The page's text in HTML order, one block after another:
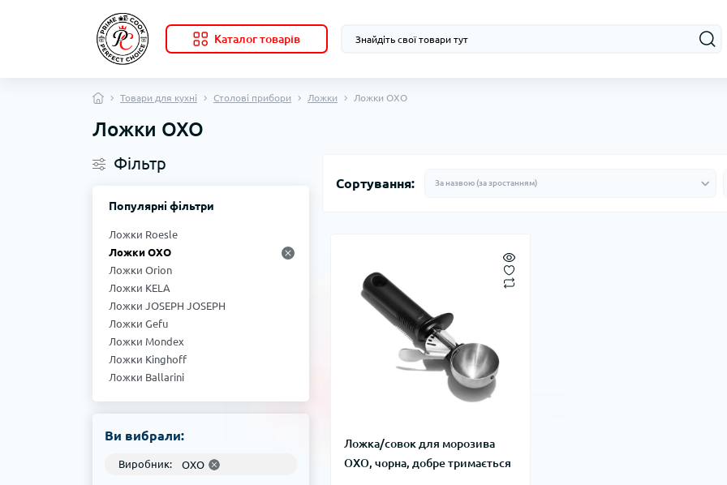
Каталог товарів
Товари для кухні Столові прибори Ложки Ложки OXO
Ложки OXO
Фільтр
Популярні фільтри
Ложки Roesle
Ложки OXO
Ложки Orion
Ложки KELA
Ложки JOSEPH JOSEPH
Ложки Gefu
Ложки Mondex
Ложки Kinghoff
Ложки Ballarini
Ви вибрали:
Виробник: OXO
Сортування:
Ложка/совок для морозива
OXO, чорна, добре тримається